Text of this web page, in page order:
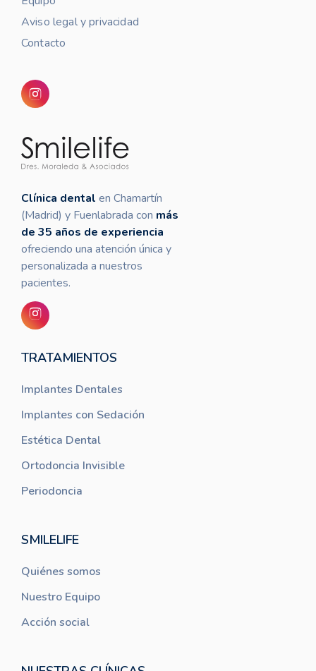
Aviso legal y privacidad
Contacto
Clínica dental en Chamartín
(Madrid) y Fuenlabrada con más
de 35 años de experiencia
ofreciendo una atención única y
personalizada a nuestros
pacientes.
TRATAMIENTOS
Implantes Dentales
Implantes con Sedación
Estética Dental
Ortodoncia Invisible
Periodoncia
SMILELIFE
Quiénes somos
Nuestro Equipo
Acción social